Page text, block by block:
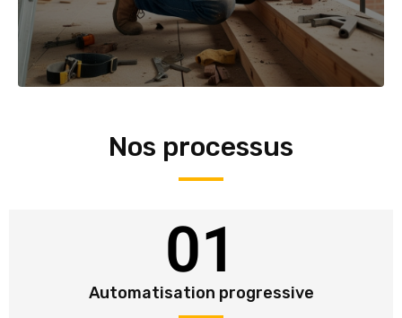
Nos processus
01
Automatisation progressive